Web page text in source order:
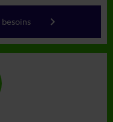
keyboard_arrow_right